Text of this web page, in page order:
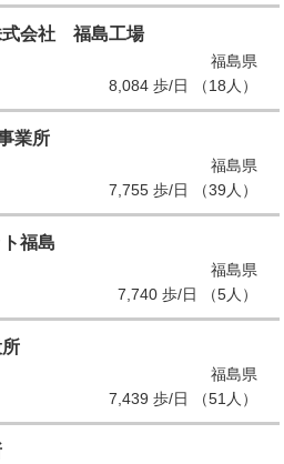
式会社 福島工場
福島県
8,084 歩/日 （18人）
業所
福島県
7,755 歩/日 （39人）
福島
福島県
7,740 歩/日 （5人）
福島県
7,439 歩/日 （51人）